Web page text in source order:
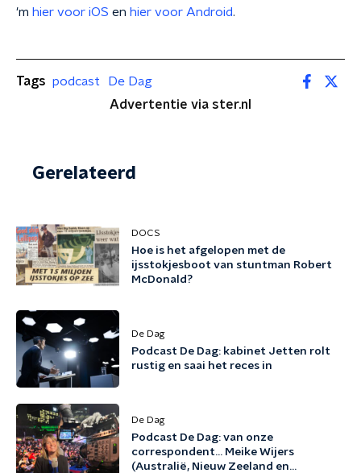
'm hier voor iOS en hier voor Android.
Tags podcast
De Dag
Advertentie via ster.nl
Gerelateerd
DOCS
Hoe is het afgelopen met de
ijsstokjesboot van stuntman Robert
McDonald?
De Dag
Podcast De Dag: kabinet Jetten rolt
rustig en saai het reces in
De Dag
Podcast De Dag: van onze
correspondent... Meike Wijers
(Australië, Nieuw Zeeland en